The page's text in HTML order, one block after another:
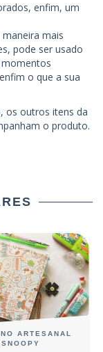
enfim, um
mais
pode ser usado
o que a sua
os outros itens da
o produto.
ARTESANAL
SNOOPY